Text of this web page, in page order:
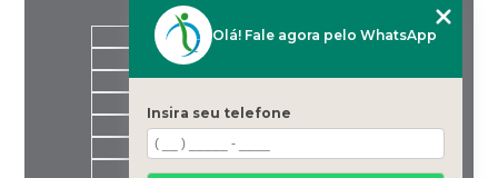
HOME
PRODUTOS
DESPACHANTES PARCEIROS
CONTATO
CATEGORIAS
Olá! Fale agora pelo WhatsApp
Insira seu telefone